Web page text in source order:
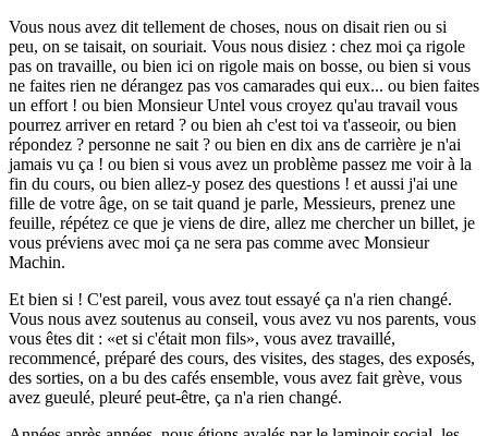
Vous nous avez dit tellement de choses, nous on disait rien ou si
peu, on se taisait, on souriait. Vous nous disiez : chez moi ça rigole
pas on travaille, ou bien ici on rigole mais on bosse, ou bien si vous
ne faites rien ne dérangez pas vos camarades qui eux... ou bien faites
un effort ! ou bien Monsieur Untel vous croyez qu'au travail vous
pourrez arriver en retard ? ou bien ah c'est toi va t'asseoir, ou bien
répondez ? personne ne sait ? ou bien en dix ans de carrière je n'ai
jamais vu ça ! ou bien si vous avez un problème passez me voir à la
fin du cours, ou bien allez-y posez des questions ! et aussi j'ai une
fille de votre âge, on se tait quand je parle, Messieurs, prenez une
feuille, répétez ce que je viens de dire, allez me chercher un billet, je
vous préviens avec moi ça ne sera pas comme avec Monsieur
Machin.
Et bien si ! C'est pareil, vous avez tout essayé ça n'a rien changé.
Vous nous avez soutenus au conseil, vous avez vu nos parents, vous
vous êtes dit :
et si c'était mon fils , vous avez travaillé,
recommencé, préparé des cours, des visites, des stages, des exposés,
des sorties, on a bu des cafés ensemble, vous avez fait grève, vous
avez gueulé, pleuré peut-être, ça n'a rien changé.